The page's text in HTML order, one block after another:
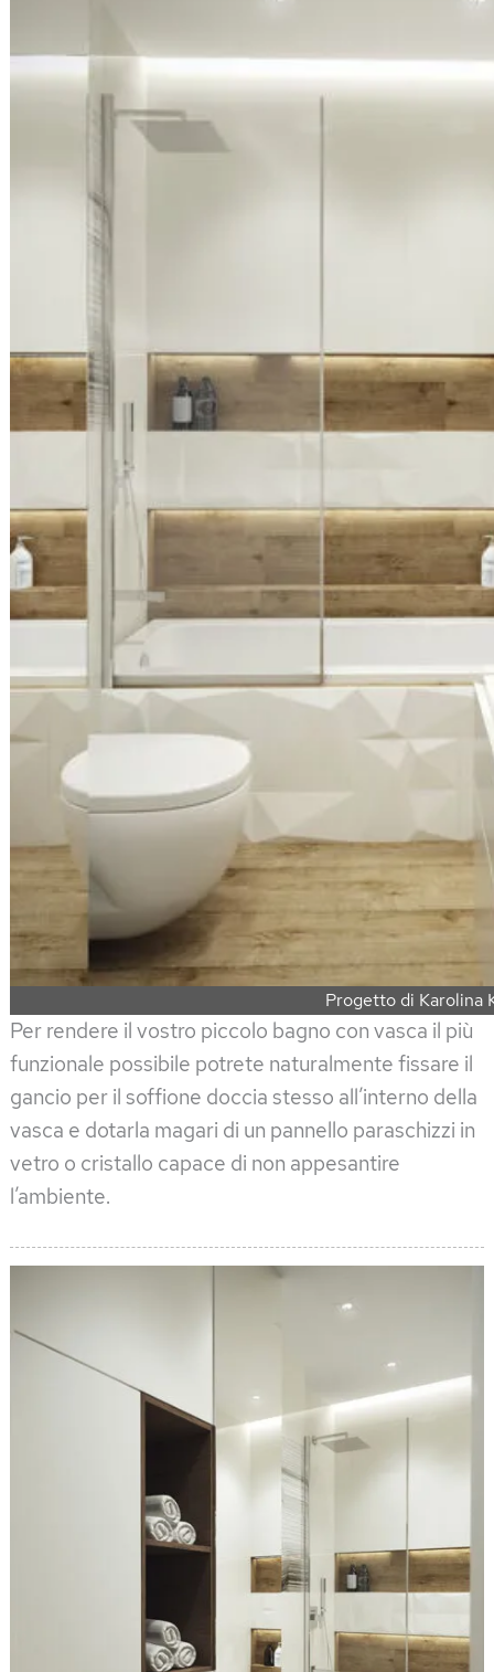
Progetto di Karolina
Per rendere il vostro piccolo bagno con vasca il più
funzionale possibile potrete naturalmente fissare il
gancio per il soffione doccia stesso all’interno della
vasca e dotarla magari di un pannello paraschizzi in
vetro o cristallo capace di non appesantire
l’ambiente.